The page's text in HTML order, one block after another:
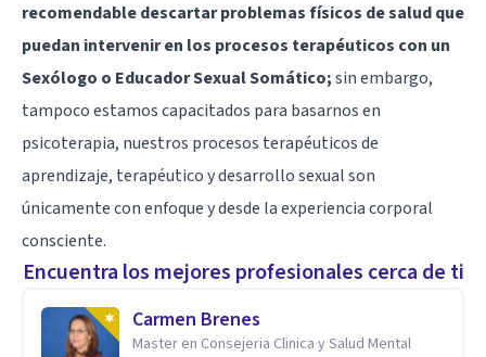
recomendable descartar problemas físicos de salud que
puedan intervenir en los procesos terapéuticos con un
Sexólogo o Educador Sexual Somático;sin embargo,
tampoco estamos capacitados para basarnos en
psicoterapia, nuestros procesos terapéuticos de
aprendizaje, terapéutico y desarrollo sexual son
únicamente con enfoque y desde la experiencia corporal
consciente.
Encuentra los mejores profesionales cerca de ti
Carmen Brenes
Master en Consejeria Clinica y Salud Mental